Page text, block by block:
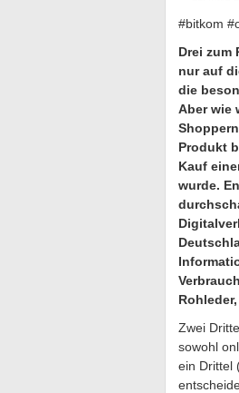
#bitkom
Drei zum
nur auf
die
Aber wie
Produkt
Kauf
wurde.
Zwei
sowohl
ein Drittel